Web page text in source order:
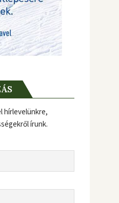
hírlevelünkre,
írunk.